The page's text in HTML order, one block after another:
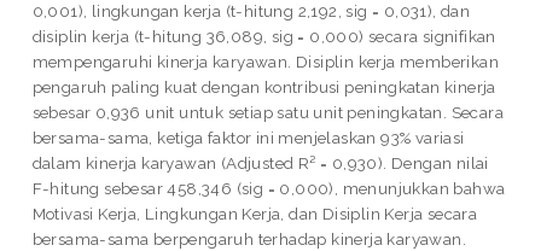
0,001), lingkungan kerja (t-hitung 2,192, sig = 0,031), dan
disiplin kerja (t-hitung 36,089, sig = 0,000) secara signifikan
mempengaruhi kinerja karyawan. Disiplin kerja memberikan
pengaruh paling kuat dengan kontribusi peningkatan kinerja
sebesar 0,936 unit untuk setiap satu unit peningkatan. Secara
bersama-sama, ketiga faktor ini menjelaskan 93% variasi
dalam kinerja karyawan (Adjusted R² = 0,930). Dengan nilai
F-hitung sebesar 458,346 (sig = 0,000), menunjukkan bahwa
Motivasi Kerja, Lingkungan Kerja, dan Disiplin Kerja secara
bersama-sama berpengaruh terhadap kinerja karyawan.